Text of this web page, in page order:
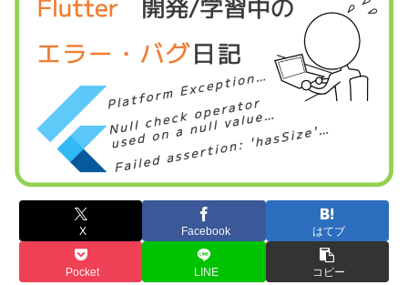
X Facebook はてブ
Pocket LINE コピー